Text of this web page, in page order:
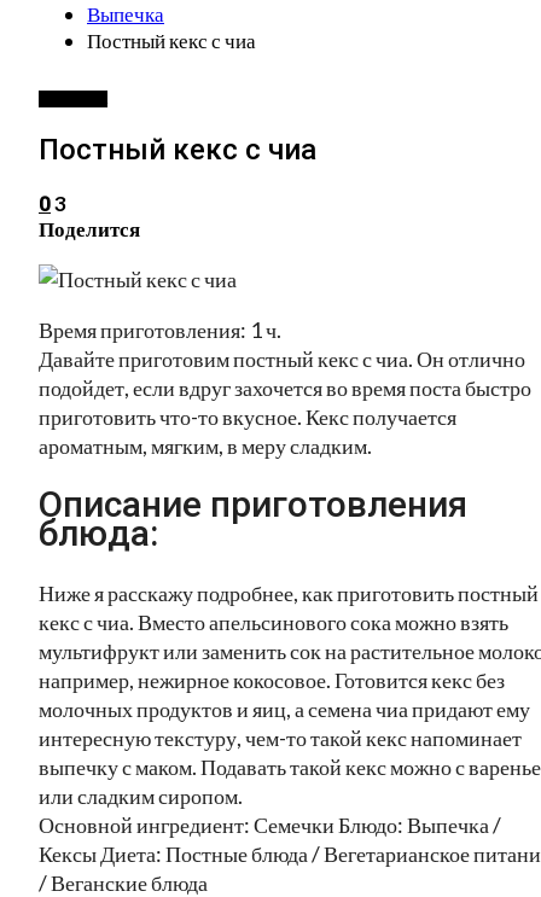
Выпечка
Постный кекс с чиа
Постный кекс с чиа
03
Поделится
Время приготовления: 1 ч.
Давайте приготовим постный кекс с чиа. Он отлично
подойдет, если вдруг захочется во время поста быстро
приготовить что-то вкусное. Кекс получается
ароматным, мягким, в меру сладким.
Описание приготовления
блюда:
Ниже я расскажу подробнее, как приготовить постный
кекс с чиа. Вместо апельсинового сока можно взять
мультифрукт или заменить сок на растительное
например, нежирное кокосовое. Готовится кекс без
молочных продуктов и яиц, а семена чиа придают ему
интересную текстуру, чем-то такой кекс напоминает
выпечку с маком. Подавать такой кекс можно с
или сладким сиропом.
Основной ингредиент: Семечки Блюдо: Выпечка /
Кексы Диета: Постные блюда / Вегетарианское
/ Веганские блюда